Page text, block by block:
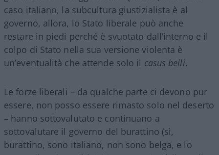
caso italiano, la subcultura giustizialista è al
governo, allora, lo Stato liberale può anche
restare in piedi perché è svuotato dall’interno e il
colpo di Stato nella sua versione violenta è
un’eventualità che attende solo il casus belli.
Le forze liberali – da qualche parte ci devono pur
essere, non posso essere rimasto solo nel deserto
– hanno sottovalutato e continuano a
sottovalutare il governo del burattino (sì,
burattino, sono italiano, non sono belga, e lo